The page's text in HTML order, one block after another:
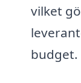
vilket
budget.